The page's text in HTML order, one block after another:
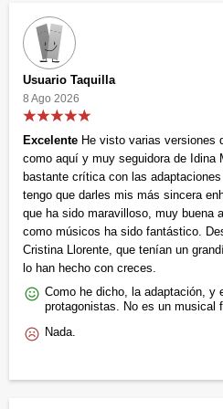
Usuario Taquilla
8 Ago 2026
Excelente He visto varias versiones
como aquí y muy seguidora de Idina
bastante crítica con las
tengo que darles mis más sincera
que ha sido maravilloso, muy buena
como músicos ha sido fantástico.
Cristina Llorente, que tenían un
lo han hecho con creces.
Como he dicho, la adaptación, y
protagonistas. No es un musical
Nada.